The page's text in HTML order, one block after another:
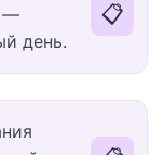
—
день.
📋